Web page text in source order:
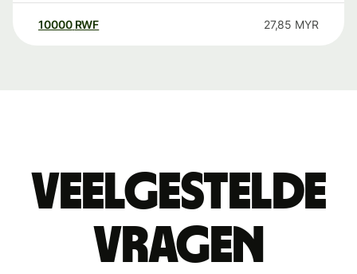
10000 RWF 27,85 MYR
Veelgestelde
vragen